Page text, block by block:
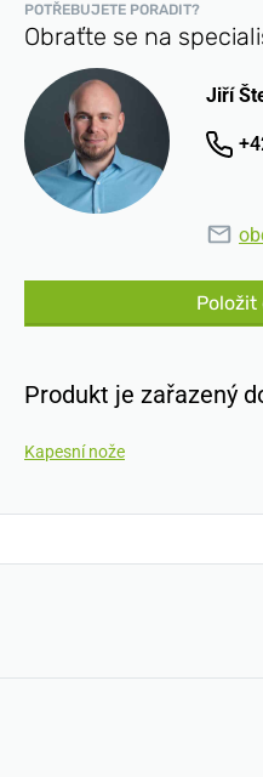
POTŘEBUJETE PORADIT?
Obraťte se na
Jiří
Položit
Produkt je zařazený
Kapesní nože